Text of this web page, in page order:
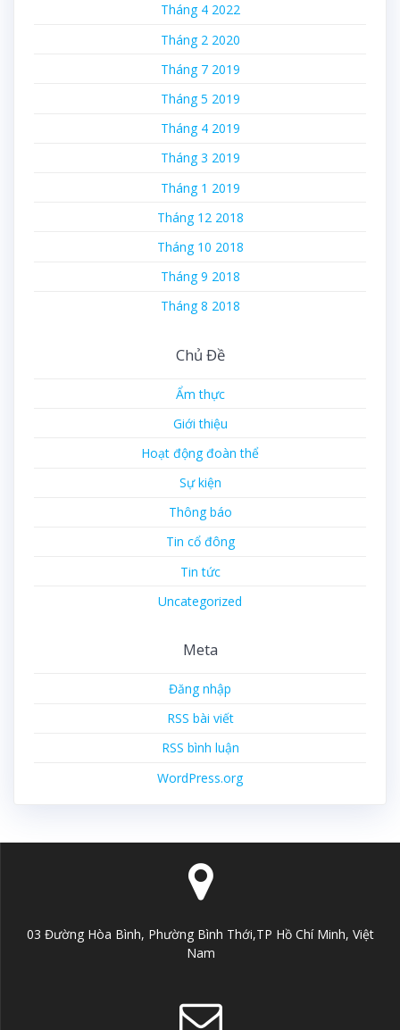
Tháng 4 2022
Tháng 2 2020
Tháng 7 2019
Tháng 5 2019
Tháng 4 2019
Tháng 3 2019
Tháng 1 2019
Tháng 12 2018
Tháng 10 2018
Tháng 9 2018
Tháng 8 2018
Chủ Đề
Ẩm thực
Giới thiệu
Hoạt động đoàn thể
Sự kiện
Thông báo
Tin cổ đông
Tin tức
Uncategorized
Meta
Đăng nhập
RSS bài viết
RSS bình luận
WordPress.org
03 Đường Hòa Bình, Phường Bình Thới,TP Hồ Chí Minh, Việt
Nam